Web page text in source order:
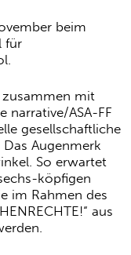
beim
für
zusammen mit
narrative/ASA-FF
gesellschaftliche
Augenmerk
So erwartet
köpfigen
im Rahmen des
aus